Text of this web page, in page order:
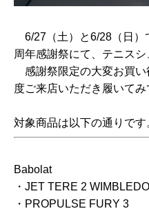
6/27（土）と6/28（日）
周年感謝祭にて、テニス
感謝祭限定の大変お買い
度ご来店いただき履いてみ
対象商品は以下の通りです
Babolat
・JET TERE 2
・PROPULSE FURY 3